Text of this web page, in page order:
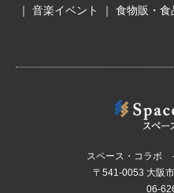
｜ 音楽イベント ｜ 食物販・食
スペース・コラボ
〒541-0053 大阪
06-